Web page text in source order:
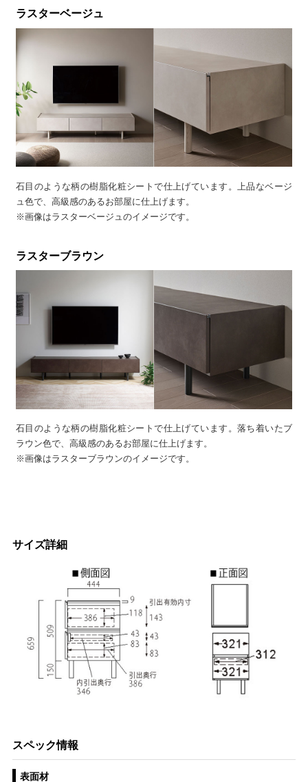
ラスターベージュ
石目のような柄の樹脂化粧シートで仕上げています。上品なベージ
ュ色で、高級感のあるお部屋に仕上げます。
※画像はラスターベージュのイメージです。
ラスターブラウン
石目のような柄の樹脂化粧シートで仕上げています。落ち着いたブ
ラウン色で、高級感のあるお部屋に仕上げます。
※画像はラスターブラウンのイメージです。
サイズ詳細
スペック情報
表面材